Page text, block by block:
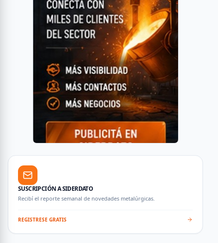
SUSCRIPCIÓN A SIDERDATO
Recibí el reporte semanal de novedades metalúrgicas.
REGISTRESE GRATIS